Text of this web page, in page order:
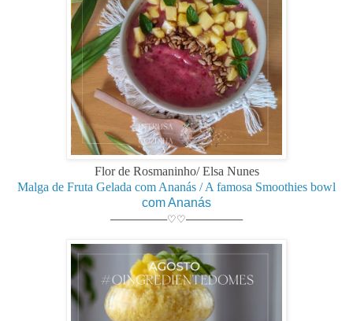
Flor de Rosmaninho/ Elsa Nunes
Malga de Fruta Gelada com Ananás / A famosa Smoothies bowl
com Ananás
────────♡♡────────